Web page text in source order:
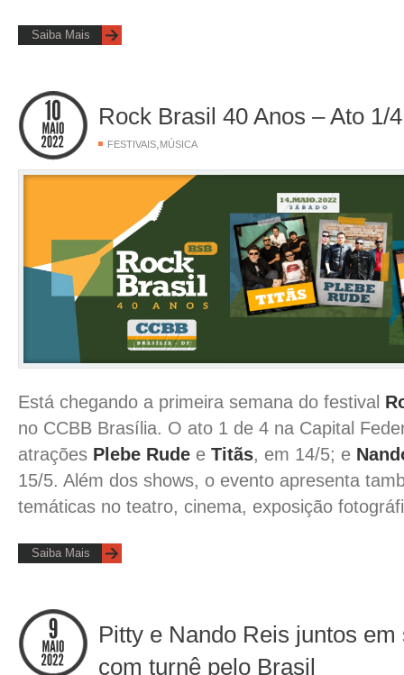
Saiba Mais
Rock Brasil 40 Anos – Ato 1/4
FESTIVAIS, MÚSICA
Está chegando a primeira semana do festival
no CCBB Brasília. O ato 1 de 4 na Capital
atrações Plebe Rude e Titãs, em 14/5; e
15/5. Além dos shows, o evento apresenta
temáticas no teatro, cinema, exposição
Saiba Mais
Pitty e Nando Reis juntos
com turnê pelo Brasil